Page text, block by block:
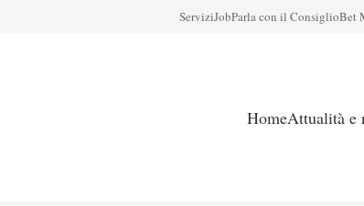
ServiziJobParla con il ConsiglioBet
HomeAttualità e